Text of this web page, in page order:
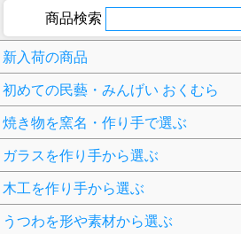
商品検索
新入荷の商品
初めての民藝・みんげい おくむら
焼き物を窯名・作り手で選ぶ
ガラスを作り手から選ぶ
木工を作り手から選ぶ
うつわを形や素材から選ぶ